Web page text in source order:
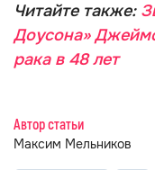
Читайте также:
Доусона»
рака в 48 лет
Автор статьи
Максим Мельников